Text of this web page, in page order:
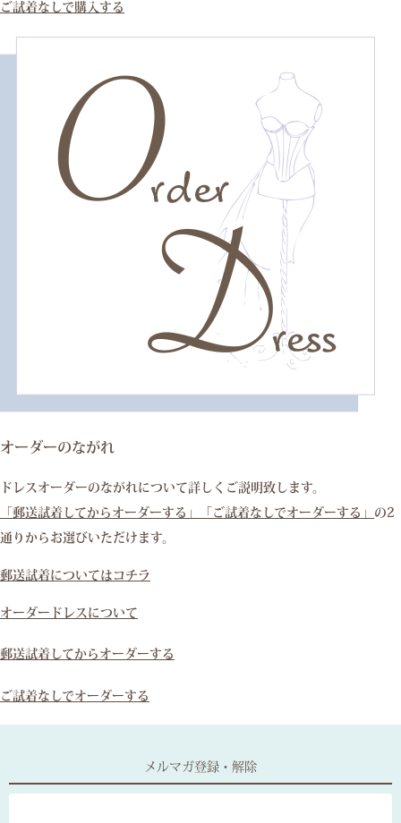
ご試着なしで購入する
オーダーのながれ
ドレスオーダーのながれについて詳しくご説明致します。
「郵送試着してからオーダーする」
「ご試着なしでオーダーする」 の2
通りからお選びいただけます。
郵送試着についてはコチラ
オーダードレスについて
郵送試着してからオーダーする
ご試着なしでオーダーする
メルマガ登録・解除